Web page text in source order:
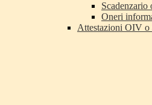
Oneri
Attestazioni OIV o